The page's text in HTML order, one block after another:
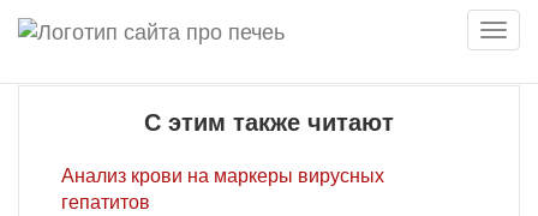
Меню
С этим также читают
Анализ крови на маркеры вирусных
гепатитов